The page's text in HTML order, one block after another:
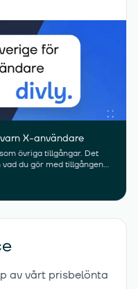
X-användare
övriga tillgångar. Det
du gör med tillgången.
mot en annan, betalar
lånar ut krypto uppstår
händelse.
av vårt prisbelönta